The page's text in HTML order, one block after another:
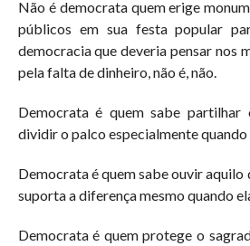
Não é democrata quem erige
públicos em sua festa popular
democracia que deveria pensar nos
pela falta de dinheiro, não é, não.
Democrata é quem sabe partilhar
dividir o palco especialmente quando
Democrata é quem sabe ouvir aquilo
suporta a diferença mesmo quando
Democrata é quem protege o